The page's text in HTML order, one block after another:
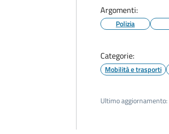
Argomenti:
Polizia
Categorie:
Mobilità e trasporti
Ultimo aggiornamento: